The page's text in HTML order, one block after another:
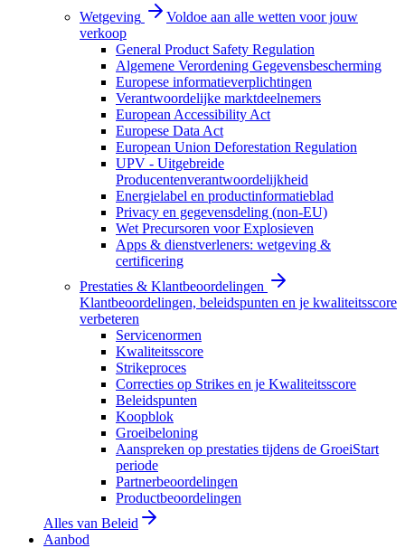
Wetgeving
Voldoe aan alle wetten voor jouw
verkoop
General Product Safety Regulation
Algemene Verordening Gegevensbescherming
Europese informatieverplichtingen
Verantwoordelijke marktdeelnemers
European Accessibility Act
Europese Data Act
European Union Deforestation Regulation
UPV - Uitgebreide
Producentenverantwoordelijkheid
Energielabel en productinformatieblad
Privacy en gegevensdeling (non-EU)
Wet Precursoren voor Explosieven
Apps & dienstverleners: wetgeving &
certificering
Prestaties & Klantbeoordelingen
Klantbeoordelingen, beleidspunten en je kwaliteitsscore
verbeteren
Servicenormen
Kwaliteitsscore
Strikeproces
Correcties op Strikes en je Kwaliteitsscore
Beleidspunten
Koopblok
Groeibeloning
Aanspreken op prestaties tijdens de GroeiStart
periode
Partnerbeoordelingen
Productbeoordelingen
Alles van Beleid
Aanbod